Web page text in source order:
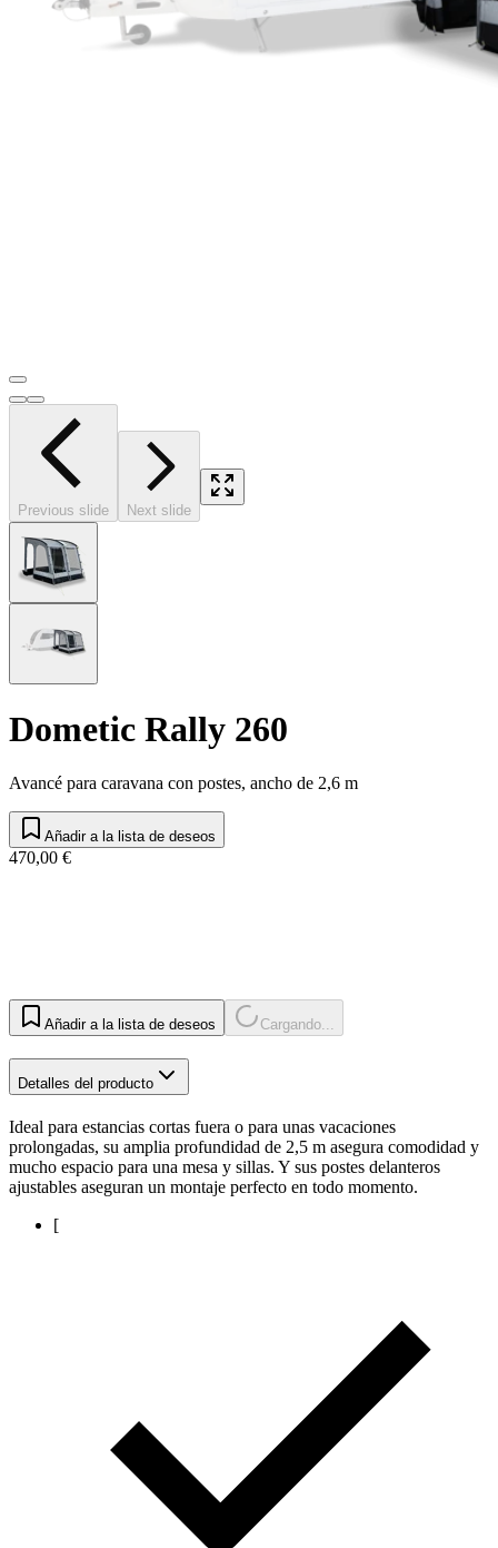
Previous slide Next slide
Dometic Rally 260
Avancé para caravana con postes, ancho de 2,6 m
Añadir a la lista de deseos
470,00 €
Añadir a la lista de deseos Cargando...
Detalles del producto
Ideal para estancias cortas fuera o para unas vacaciones
prolongadas, su amplia profundidad de 2,5 m asegura comodidad y
mucho espacio para una mesa y sillas. Y sus postes delanteros
ajustables aseguran un montaje perfecto en todo momento.
[